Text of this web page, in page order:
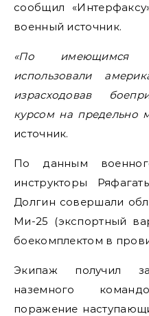
сообщил
военный источник.
«По имеющимся
использовали
израсходовав
курсом на предельно
источник.
По данным
инструкторы
Долгин совершали
Ми-25 (экспортный
боекомплектом в
Экипаж получил
наземного
поражение